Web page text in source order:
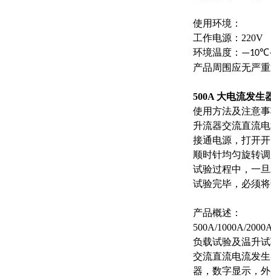
使用环境：
工作电源： 220V
环境温度：
产品周围应无严
500A 大电流发生
使用方法及注意
升流器交流直流
接通电源，打开
顺时针均匀旋转
试验过程中，一
试验完毕，必须
产品概述：
500A/1000A/
负载试验及温升
交流直流电流发
器，数字显示，